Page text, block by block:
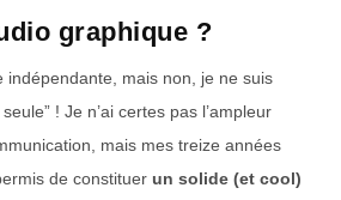
graphique ?
indépendante, mais non, je ne suis
! Je n’ai certes pas l’ampleur
mais mes treize années
de constituer un solide (et cool)